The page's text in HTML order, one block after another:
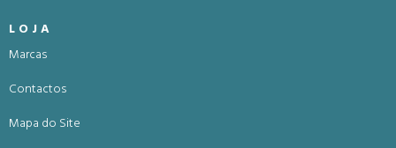
LOJA
Marcas
Contactos
Mapa do Site